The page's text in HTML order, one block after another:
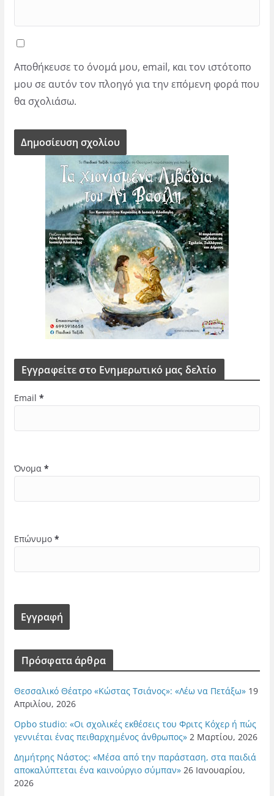
Αποθήκευσε το όνομά μου, email, και τον ιστότοπο
μου σε αυτόν τον πλοηγό για την επόμενη φορά που
θα σχολιάσω.
Εγγραφείτε στο Ενημερωτικό μας δελτίο
Email *
Όνομα *
Επώνυμο *
Πρόσφατα άρθρα
Θεσσαλικό Θέατρο «Κώστας Τσιάνος»: «Λέω να Πετάξω» 19
Απριλίου, 2026
Opbo studio: «Οι σχολικές εκθέσεις του Φριτς Κόχερ ή πώς
γεννιέται ένας πειθαρχημένος άνθρωπος» 2 Μαρτίου, 2026
Δημήτρης Νάστος: «Μέσα από την παράσταση, στα παιδιά
αποκαλύπτεται ένα καινούργιο σύμπαν» 26 Ιανουαρίου,
2026